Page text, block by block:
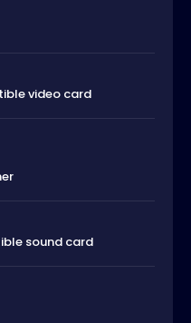
video card
sound card